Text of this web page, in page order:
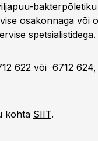
osakonnaga või
spetsialistidega.
622 või 6712
kohta SIIT.